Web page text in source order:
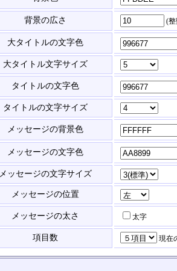
背景の広さ (
大タイトルの文字色
大タイトル文字サイズ
タイトルの文字色
タイトルの文字サイズ
メッセージの背景色
メッセージの文字色
メッセージの文字サイズ
メッセージの位置
メッセージの太さ 太字
項目数 現在